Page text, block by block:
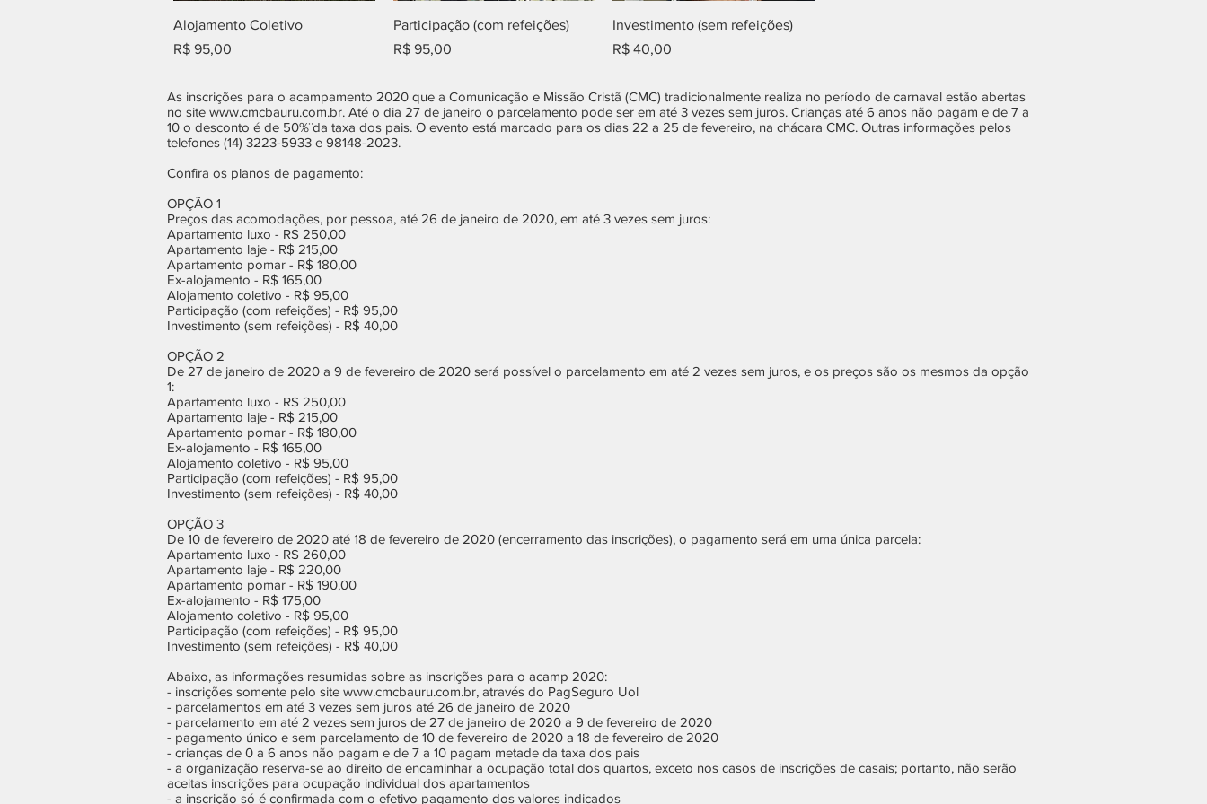
Visualização rápida
Alojamento Coletivo
Preço
R$ 95,00
Visualização rápida
Participação (com refeições)
Preço
R$ 95,00
Visualização rápida
Investimento (sem refeições)
Preço
R$ 40,00
As inscrições para o acampamento 2020 que a Comunicação e Missão Cristã (CMC) tradicionalmente realiza no período de carnaval estão abertas
no site www.cmcbauru.com.br. Até o dia 27 de janeiro o parcelamento pode ser em até 3 vezes sem juros. Crianças até 6 anos não pagam e de 7 a
10 o desconto é de 50%¨da taxa dos pais. O evento está marcado para os dias 22 a 25 de fevereiro, na chácara CMC. Outras informações pelos
telefones (14) 3223-5933 e 98148-2023.
Confira os planos de pagamento:
OPÇÃO 1
Preços das acomodações, por pessoa, até 26 de janeiro de 2020, em até 3 vezes sem juros:
Apartamento luxo - R$ 250,00
Apartamento laje - R$ 215,00
Apartamento pomar - R$ 180,00
Ex-alojamento - R$ 165,00
Alojamento coletivo - R$ 95,00
Participação (com refeições) - R$ 95,00
Investimento (sem refeições) - R$ 40,00
OPÇÃO 2
De 27 de janeiro de 2020 a 9 de fevereiro de 2020 será possível o parcelamento em até 2 vezes sem juros, e os preços são os mesmos da opção
1:
Apartamento luxo - R$ 250,00
Apartamento laje - R$ 215,00
Apartamento pomar - R$ 180,00
Ex-alojamento - R$ 165,00
Alojamento coletivo - R$ 95,00
Participação (com refeições) - R$ 95,00
Investimento (sem refeições) - R$ 40,00
OPÇÃO 3
De 10 de fevereiro de 2020 até 18 de fevereiro de 2020 (encerramento das inscrições), o pagamento será em uma única parcela:
Apartamento luxo - R$ 260,00
Apartamento laje - R$ 220,00
Apartamento pomar - R$ 190,00
Ex-alojamento - R$ 175,00
Alojamento coletivo - R$ 95,00
Participação (com refeições) - R$ 95,00
Investimento (sem refeições) - R$ 40,00
Abaixo, as informações resumidas sobre as inscrições para o acamp 2020:
- inscrições somente pelo site www.cmcbauru.com.br, através do PagSeguro Uol
- parcelamentos em até 3 vezes sem juros até 26 de janeiro de 2020
- parcelamento em até 2 vezes sem juros de 27 de janeiro de 2020 a 9 de fevereiro de 2020
- pagamento único e sem parcelamento de 10 de fevereiro de 2020 a 18 de fevereiro de 2020
- crianças de 0 a 6 anos não pagam e de 7 a 10 pagam metade da taxa dos pais
- a organização reserva-se ao direito de encaminhar a ocupação total dos quartos, exceto nos casos de inscrições de casais; portanto, não serão
aceitas inscrições para ocupação individual dos apartamentos
- a inscrição só é confirmada com o efetivo pagamento dos valores indicados